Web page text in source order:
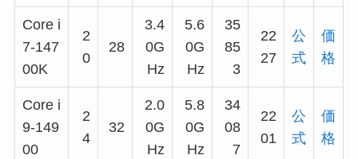
Core i
7-147
00K
2
0
28
3.4
0G
Hz
5.6
0G
Hz
35
85
3
22
27
公
式
価
格
Core i
9-149
00
2
4
32
2.0
0G
Hz
5.8
0G
Hz
34
08
7
22
01
公
式
価
格